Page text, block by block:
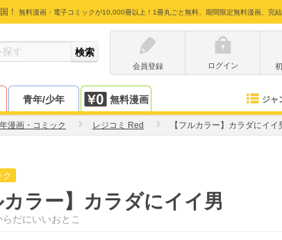
！ 無料漫画・電子コミックが10,000冊以上！1冊丸ごと無料、期間限定無料漫画、完
会員登録
ログイン
青年/少年 無料漫画 ジャ
漫画・コミック レジコミ Red 【フルカラー】カラダにイイ
カラー】カラダにイイ男
だにいいおとこ